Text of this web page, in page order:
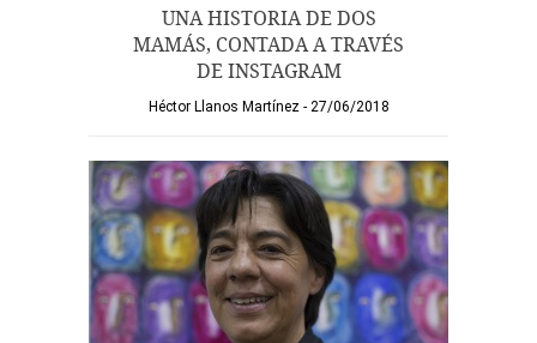
UNA HISTORIA DE DOS
MAMÁS, CONTADA A TRAVÉS
DE INSTAGRAM
Héctor Llanos Martínez 27/06/2018